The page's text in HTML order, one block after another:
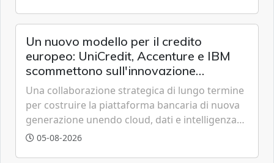
Un nuovo modello per il credito
europeo: UniCredit, Accenture e IBM
scommettono sull'innovazione
tecnologica
Una collaborazione strategica di lungo termine
per costruire la piattaforma bancaria di nuova
generazione unendo cloud, dati e intelligenza
artificiale.
05-08-2026